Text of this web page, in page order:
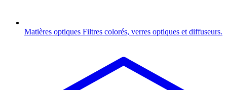
Matières optiques Filtres colorés, verres optiques et diffuseurs.